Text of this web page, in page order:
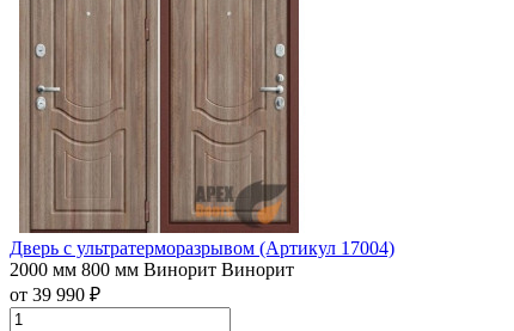
Дверь с ультратерморазрывом (Артикул 17004)
2000 мм 800 мм Винорит Винорит
от 39 990 ₽